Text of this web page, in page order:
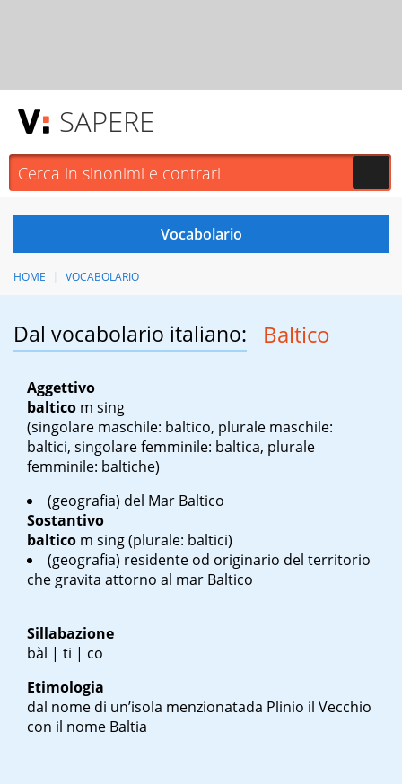
SAPERE
HOME VOCABOLARIO
Dal vocabolario italiano: Baltico
Aggettivo
baltico m sing
(singolare maschile: baltico, plurale maschile:
baltici, singolare femminile: baltica, plurale
femminile: baltiche)
(geografia) del Mar Baltico
Sostantivo
baltico m sing(plurale: baltici)
(geografia) residente od originario del territorio
che gravita attorno al mar Baltico
Sillabazione
bàl | ti | co
Etimologia
dal nome di un’isola menzionatada Plinio il Vecchio
con il nome Baltia